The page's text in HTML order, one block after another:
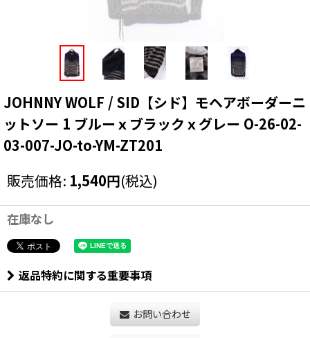
JOHNNY WOLF / SID【シド】モヘアボーダーニ
ットソー 1 ブルーｘブラックｘグレー O-26-02-
03-007-JO-to-YM-ZT201
販売価格: 1,540円(税込)
在庫なし
返品特約に関する重要事項
お問い合わせ